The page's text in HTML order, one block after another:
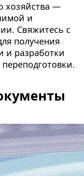
хозяйства —
и
Свяжитесь с
получения
и разработки